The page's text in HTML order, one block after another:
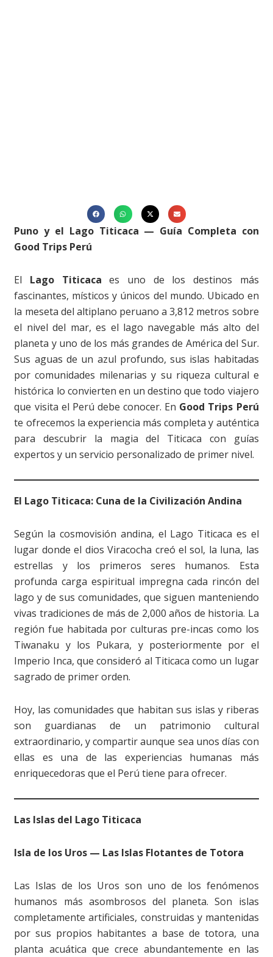
Puno y el Lago Titicaca — Guía Completa con
Good Trips Perú
El Lago Titicaca es uno de los destinos más
fascinantes, místicos y únicos del mundo. Ubicado en
la meseta del altiplano peruano a 3,812 metros sobre
el nivel del mar, es el lago navegable más alto del
planeta y uno de los más grandes de América del Sur.
Sus aguas de un azul profundo, sus islas habitadas
por comunidades milenarias y su riqueza cultural e
histórica lo convierten en un destino que todo viajero
que visita el Perú debe conocer. En Good Trips Perú
te ofrecemos la experiencia más completa y auténtica
para descubrir la magia del Titicaca con guías
expertos y un servicio personalizado de primer nivel.
El Lago Titicaca: Cuna de la Civilización Andina
Según la cosmovisión andina, el Lago Titicaca es el
lugar donde el dios Viracocha creó el sol, la luna, las
estrellas y los primeros seres humanos. Esta
profunda carga espiritual impregna cada rincón del
lago y de sus comunidades, que siguen manteniendo
vivas tradiciones de más de 2,000 años de historia. La
región fue habitada por culturas pre-incas como los
Tiwanaku y los Pukara, y posteriormente por el
Imperio Inca, que consideró al Titicaca como un lugar
sagrado de primer orden.
Hoy, las comunidades que habitan sus islas y riberas
son guardianas de un patrimonio cultural
extraordinario, y compartir aunque sea unos días con
ellas es una de las experiencias humanas más
enriquecedoras que el Perú tiene para ofrecer.
Las Islas del Lago Titicaca
Isla de los Uros — Las Islas Flotantes de Totora
Las Islas de los Uros son uno de los fenómenos
humanos más asombrosos del planeta. Son islas
completamente artificiales, construidas y mantenidas
por sus propios habitantes a base de totora, una
planta acuática que crece abundantemente en las